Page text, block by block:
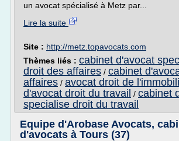
un avocat spécialisé à Metz par...
Lire la suite
Site : http://metz.topavocats.com
Thèmes liés : cabinet d'avocat
droit des affaires / cabinet
affaires / avocat droit de
d'avocat droit du travail / cabinet
specialise droit du travail
Equipe d'Arobase Avocats,
d'avocats à Tours (37)